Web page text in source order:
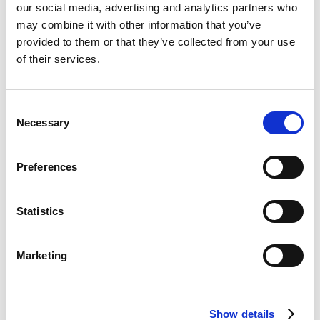
our social media, advertising and analytics partners who
may combine it with other information that you’ve
provided to them or that they’ve collected from your use
of their services.
Selection
Necessary
Preferences
Statistics
Marketing
Show details
utilizatorii să nu le poată asimila, iar activitatea
va avea de suferit.
În final, prețul pe care-l obțineți va trebuie să
implementator al sistemului
ERP Microsoft
Având o echipă
de peste 80 de specialiști și un portofoliu de
peste 400 de clienți, ELIAN Solutions este unul
pentru sistemele ERP.